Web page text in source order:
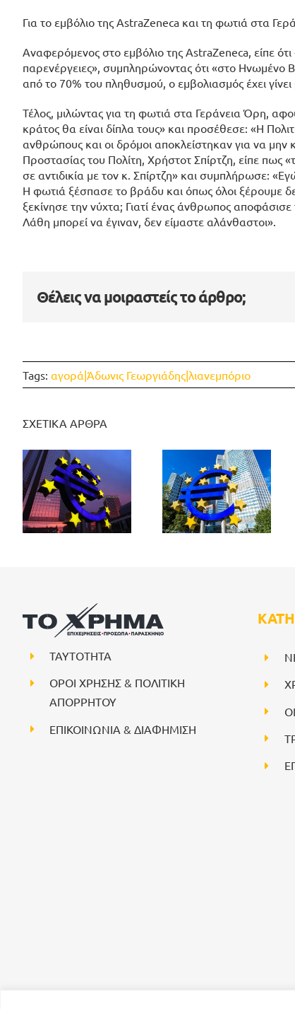
Για το εμβόλιο της AstraZeneca και τη φωτιά στα
Αναφερόμενος στο εμβόλιο της AstraZeneca, είπε
παρενέργειες», συμπληρώνοντας ότι «στο Ηνωμένο
από το 70% του πληθυσμού, ο εμβολιασμός έχει
Τέλος, μιλώντας για τη φωτιά στα Γεράνεια Όρη,
κράτος θα είναι δίπλα τους» και προσέθεσε: «Η
ανθρώπους και οι δρόμοι αποκλείστηκαν για να μην
Προστασίας του Πολίτη, Χρήστοτ Σπίρτζη, είπε πως
σε αντιδικία με τον κ. Σπίρτζη» και συμπλήρωσε:
Η φωτιά ξέσπασε το βράδυ και όπως όλοι ξέρουμε
ξεκίνησε την νύχτα; Γιατί ένας άνθρωπος
Λάθη μπορεί να έγιναν, δεν είμαστε αλάνθαστοι».
Θέλεις να μοιραστείς το άρθρο;
Tags: αγορά|Άδωνις Γεωργιάδης|λιανεμπόριο
ΣΧΕΤΙΚΑ ΑΡΘΡΑ
ΤΑΥΤΟΤΗΤΑ
ΟΡΟΙ ΧΡΗΣΗΣ & ΠΟΛΙΤΙΚΗ
ΑΠΟΡΡΗΤΟΥ
ΕΠΙΚΟΙΝΩΝΙΑ & ΔΙΑΦΗΜΙΣΗ